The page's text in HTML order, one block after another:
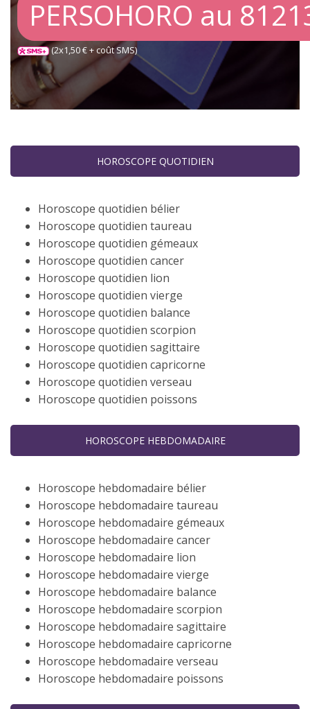
PERSOHORO au
(2x1,50 € + coût SMS)
HOROSCOPE QUOTIDIEN
Horoscope quotidien bélier
Horoscope quotidien taureau
Horoscope quotidien gémeaux
Horoscope quotidien cancer
Horoscope quotidien lion
Horoscope quotidien vierge
Horoscope quotidien balance
Horoscope quotidien scorpion
Horoscope quotidien sagittaire
Horoscope quotidien capricorne
Horoscope quotidien verseau
Horoscope quotidien poissons
HOROSCOPE HEBDOMADAIRE
Horoscope hebdomadaire bélier
Horoscope hebdomadaire taureau
Horoscope hebdomadaire gémeaux
Horoscope hebdomadaire cancer
Horoscope hebdomadaire lion
Horoscope hebdomadaire vierge
Horoscope hebdomadaire balance
Horoscope hebdomadaire scorpion
Horoscope hebdomadaire sagittaire
Horoscope hebdomadaire capricorne
Horoscope hebdomadaire verseau
Horoscope hebdomadaire poissons